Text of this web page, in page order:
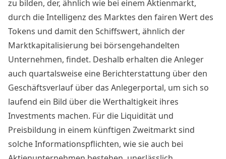
zu bilden, der, ähnlich wie bei einem Aktienmarkt,
durch die Intelligenz des Marktes den fairen Wert des
Tokens und damit den Schiffswert, ähnlich der
Marktkapitalisierung bei börsengehandelten
Unternehmen, findet. Deshalb erhalten die Anleger
auch quartalsweise eine Berichterstattung über den
Geschäftsverlauf über das Anlegerportal, um sich so
laufend ein Bild über die Werthaltigkeit ihres
Investments machen. Für die Liquidität und
Preisbildung in einem künftigen Zweitmarkt sind
solche Informationspflichten, wie sie auch bei